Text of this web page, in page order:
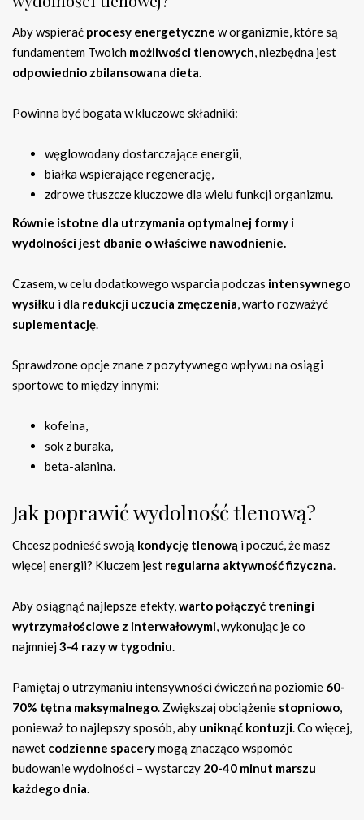
Aby wspierać procesy energetyczne w organizmie, które są
fundamentem Twoich możliwości tlenowych, niezbędna jest
odpowiednio zbilansowana dieta.
Powinna być bogata w kluczowe składniki:
węglowodany dostarczające energii,
białka wspierające regenerację,
zdrowe tłuszcze kluczowe dla wielu funkcji organizmu.
Równie istotne dla utrzymania optymalnej formy i
wydolności jest dbanie o właściwe nawodnienie.
Czasem, w celu dodatkowego wsparcia podczas intensywnego
wysiłku i dla redukcji uczucia zmęczenia, warto rozważyć
suplementację.
Sprawdzone opcje znane z pozytywnego wpływu na osiągi
sportowe to między innymi:
kofeina,
sok z buraka,
beta-alanina.
Jak poprawić wydolność tlenową?
Chcesz podnieść swoją kondycję tlenową i poczuć, że masz
więcej energii? Kluczem jest regularna aktywność fizyczna.
Aby osiągnąć najlepsze efekty,warto połączyć treningi
wytrzymałościowe z interwałowymi, wykonując je co
najmniej3-4 razy w tygodniu.
Pamiętaj o utrzymaniu intensywności ćwiczeń na poziomie 60-
70% tętna maksymalnego. Zwiększaj obciążenie stopniowo,
ponieważ to najlepszy sposób, aby uniknąć kontuzji. Co więcej,
nawet codzienne spacerymogą znacząco wspomóc
budowanie wydolności – wystarczy 20-40 minut marszu
każdego dnia.